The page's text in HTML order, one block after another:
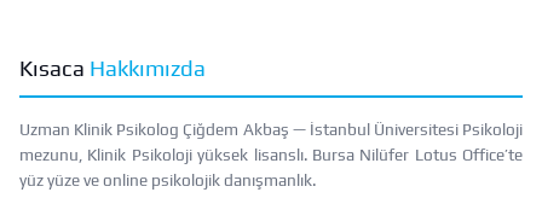
Kısaca Hakkımızda
Uzman Klinik Psikolog Çiğdem Akbaş — İstanbul Üniversitesi Psikoloji
mezunu, Klinik Psikoloji yüksek lisanslı. Bursa Nilüfer Lotus Office’te
yüz yüze ve online psikolojik danışmanlık.